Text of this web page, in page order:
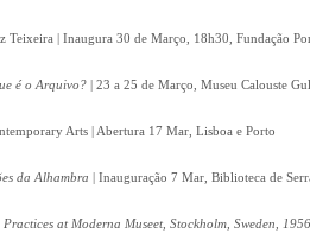
Teixeira | Inaugura 30 de Março, 18h30, Fundação
é o Arquivo? | 23 a 25 de Março, Museu Calouste
Arts | Abertura 17 Mar, Lisboa e Porto
da Alhambra | Inauguração 7 Mar, Biblioteca de
at Moderna Museet, Stockholm, Sweden,